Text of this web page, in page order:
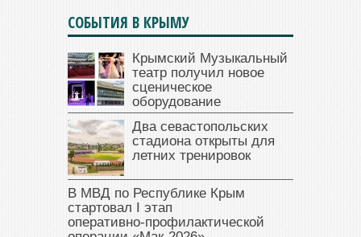
СОБЫТИЯ В КРЫМУ
Крымский Музыкальный
театр получил новое
сценическое
оборудование
Два севастопольских
стадиона открыты для
летних тренировок
В МВД по Республике Крым
стартовал I этап
оперативно‑профилактической